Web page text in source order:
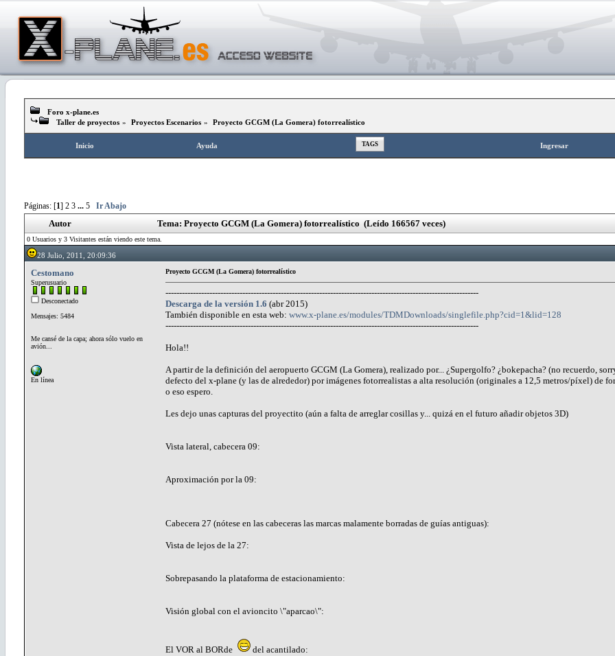
Foro x-plane.es
Taller de proyectos » Proyectos Escenarios » Proyecto GCGM (La Gomera) fotorrealístico
Inicio Ayuda TAGS Ingresar
Páginas: [1] 2 3 ... 5 Ir Abajo
Autor Tema: Proyecto GCGM (La Gomera) fotorrealístico (Leído 166567 veces)
0 Usuarios y 3 Visitantes están viendo este tema.
28 Julio, 2011, 20:09:36
Cestomano
Superusuario
Desconectado
Mensajes: 5484
Me cansé de la capa; ahora sólo vuelo en
avión...
En línea
Proyecto GCGM (La Gomera) fotorrealístico
------------------------------------------------------------------------------------------------------------------
Descarga de la versión 1.6 (abr 2015)
También disponible en esta web: www.x-plane.es/modules/TDMDownloads/singlefile.php?cid=1&lid=128
------------------------------------------------------------------------------------------------------------------
Hola!!
A partir de la definición del aeropuerto GCGM (La Gomera), realizado por... ¿Supergolfo? ¿bokepacha? (no recuerdo,
defecto del x-plane (y las de alrededor) por imágenes fotorrealistas a alta resolución (originales a 12,5 metros/píxel) de
o eso espero.
Les dejo unas capturas del proyectito (aún a falta de arreglar cosillas y... quizá en el futuro añadir objetos 3D)
Vista lateral, cabecera 09:
Aproximación por la 09:
Cabecera 27 (nótese en las cabeceras las marcas malamente borradas de guías antiguas):
Vista de lejos de la 27:
Sobrepasando la plataforma de estacionamiento:
Visión global con el avioncito \"aparcao\":
El VOR al BORde del acantilado: